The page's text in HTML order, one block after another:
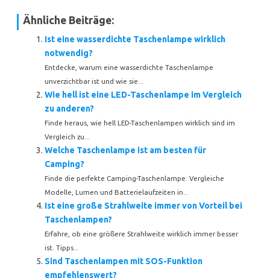
Ähnliche Beiträge:
Ist eine wasserdichte Taschenlampe wirklich
notwendig?
Entdecke, warum eine wasserdichte Taschenlampe
unverzichtbar ist und wie sie...
Wie hell ist eine LED-Taschenlampe im Vergleich
zu anderen?
Finde heraus, wie hell LED-Taschenlampen wirklich sind im
Vergleich zu...
Welche Taschenlampe ist am besten für
Camping?
Finde die perfekte Camping-Taschenlampe: Vergleiche
Modelle, Lumen und Batterielaufzeiten in...
Ist eine große Strahlweite immer von Vorteil bei
Taschenlampen?
Erfahre, ob eine größere Strahlweite wirklich immer besser
ist. Tipps...
Sind Taschenlampen mit SOS-Funktion
empfehlenswert?